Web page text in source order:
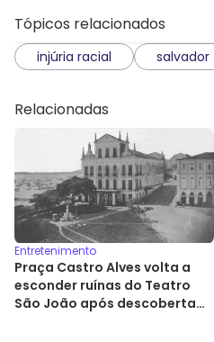
Tópicos relacionados
injúria racial salvador
Relacionadas
Entretenimento
Praça Castro Alves volta a
esconder ruínas do Teatro
São João após descoberta